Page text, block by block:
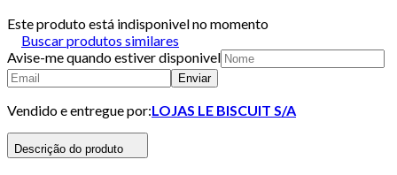
Este produto está indisponivel no momento
Buscar produtos similares
Avise-me quando estiver disponivel
Enviar
Vendido e entregue por:LOJAS LE BISCUIT S/A
Descrição do produto